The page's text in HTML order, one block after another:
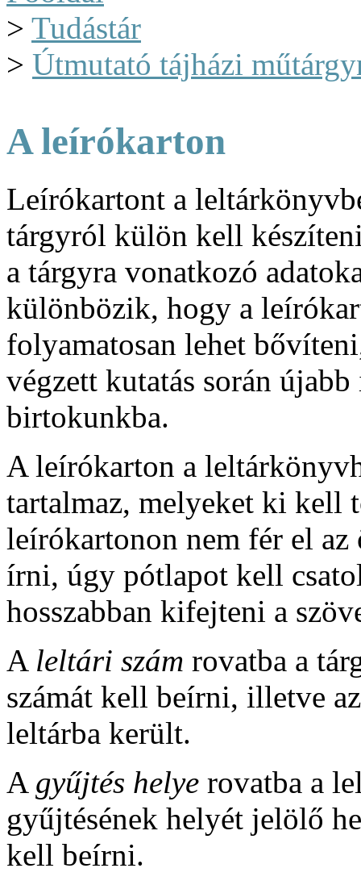
> Tudástár
> Útmutató tájházi
A leírókarton
Leírókartont a
tárgyról külön kell
a tárgyra vonatkozó
különbözik, hogy a
folyamatosan lehet
végzett kutatás során
birtokunkba.
A leírókarton a
tartalmaz, melyeket ki kell
leírókartonon nem fér el az
írni, úgy pótlapot kell
hosszabban kifejteni a
A leltári szám rovatba a
számát kell beírni, illetve
leltárba került.
A gyűjtés helye rovatba a
gyűjtésének helyét jelölő
kell beírni.